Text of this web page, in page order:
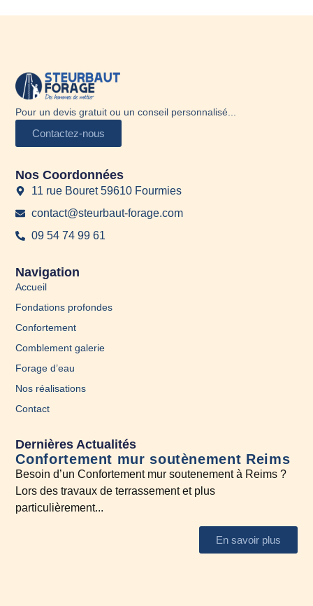
Pour un devis gratuit ou un conseil personnalisé...
Contactez-nous
Navigation
Accueil
Fondations profondes
Confortement
Comblement galerie
Forage d’eau
Nos réalisations
Contact
Nos Coordonnées
11 rue Bouret 59610 Fourmies
contact@steurbaut-forage.com
09 54 74 99 61
Dernières Actualités
Confortement mur soutènement Reims
Besoin d’un Confortement mur soutenement à Reims ?
Lors des travaux de terrassement et plus
particulièrement...
En savoir plus